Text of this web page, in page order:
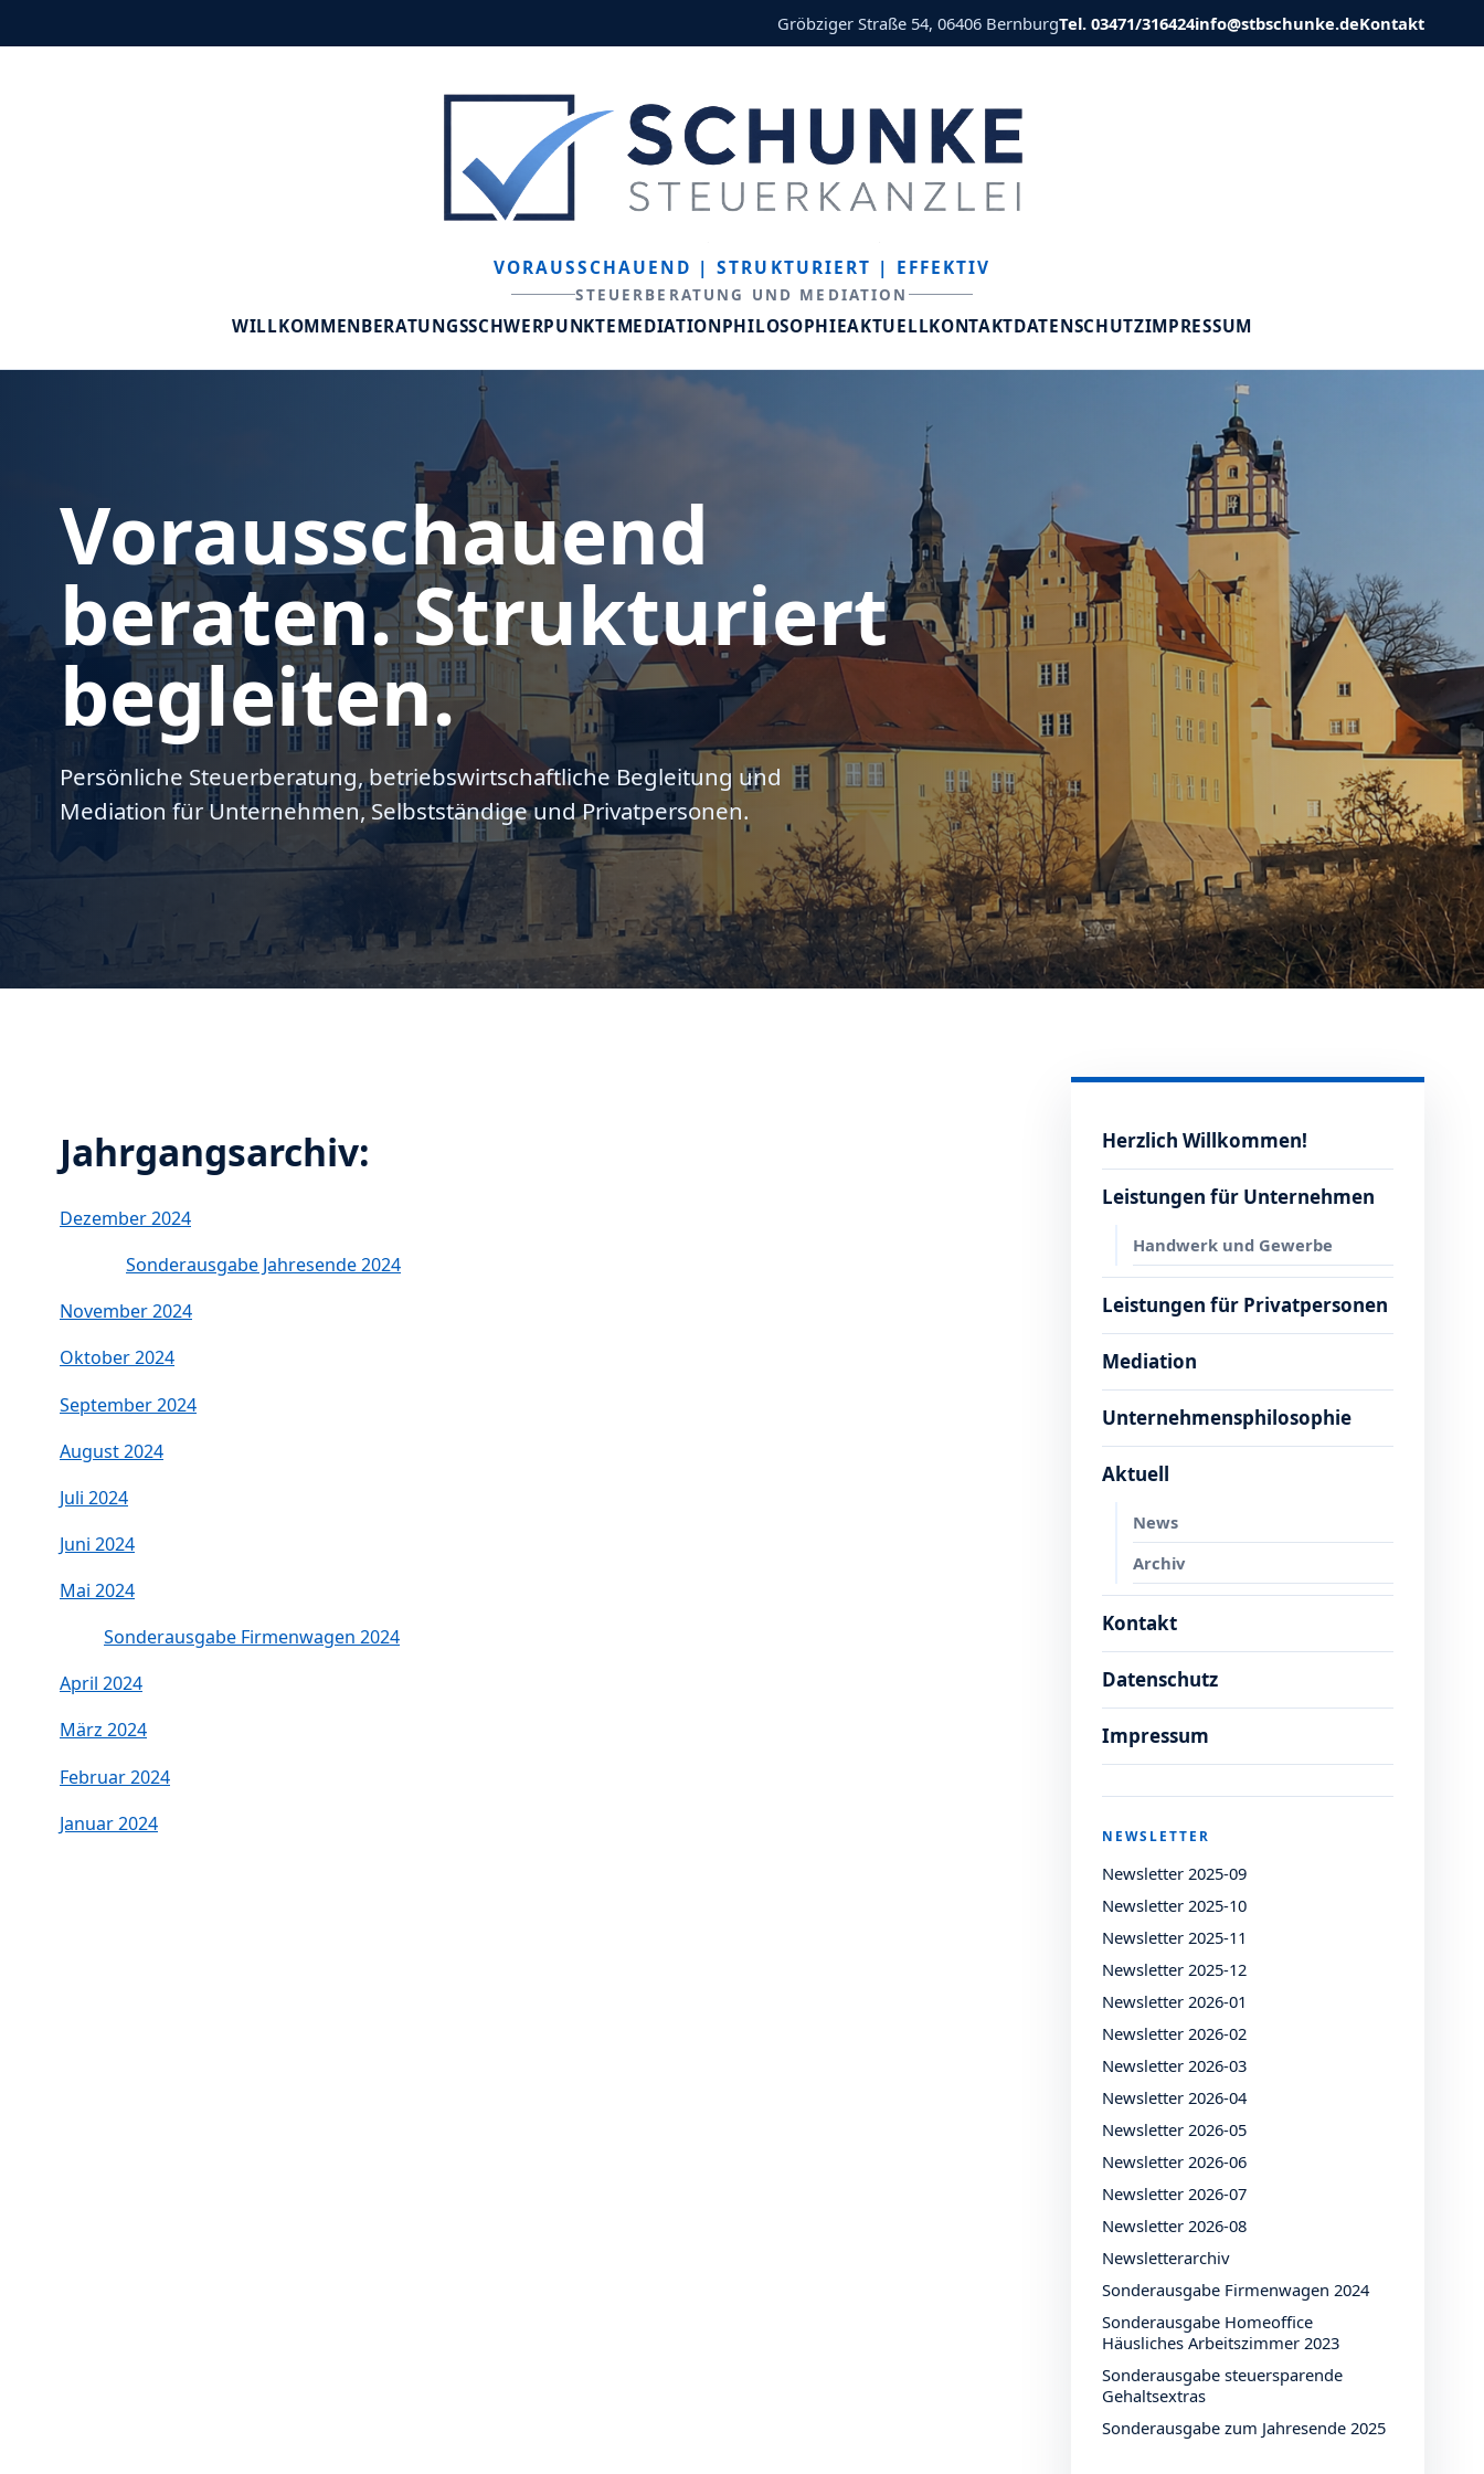
Gröbziger Straße 54, 06406 BernburgTel. 03471/316424info@stbschunke.deKontakt
VORAUSSCHAUEND | STRUKTURIERT | EFFEKTIV
STEUERBERATUNG UND MEDIATION
WILLKOMMENBERATUNGSSCHWERPUNKTEMEDIATIONPHILOSOPHIEAKTUELLKONTAKTDATENSCHUTZIMPRESSUM
Vorausschauend
beraten. Strukturiert
begleiten.
Persönliche Steuerberatung, betriebswirtschaftliche Begleitung und
Mediation für Unternehmen, Selbstständige und Privatpersonen.
Jahrgangsarchiv:
Dezember 2024
Sonderausgabe Jahresende 2024
November 2024
Oktober 2024
September 2024
August 2024
Juli 2024
Juni 2024
Mai 2024
Sonderausgabe Firmenwagen 2024
April 2024
März 2024
Februar 2024
Januar 2024
Herzlich Willkommen!
Leistungen für Unternehmen
Handwerk und Gewerbe
Leistungen für Privatpersonen
Mediation
Unternehmensphilosophie
Aktuell
News
Archiv
Kontakt
Datenschutz
Impressum
NEWSLETTER
Newsletter 2025-09
Newsletter 2025-10
Newsletter 2025-11
Newsletter 2025-12
Newsletter 2026-01
Newsletter 2026-02
Newsletter 2026-03
Newsletter 2026-04
Newsletter 2026-05
Newsletter 2026-06
Newsletter 2026-07
Newsletter 2026-08
Newsletterarchiv
Sonderausgabe Firmenwagen 2024
Sonderausgabe Homeoffice
Häusliches Arbeitszimmer 2023
Sonderausgabe steuersparende
Gehaltsextras
Sonderausgabe zum Jahresende 2025